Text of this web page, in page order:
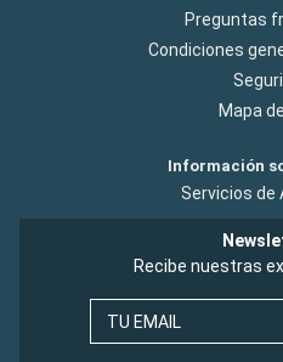
Preguntas
Condiciones
Mapa
Información
Servicios de
Recibe nuestras
TU EMAIL